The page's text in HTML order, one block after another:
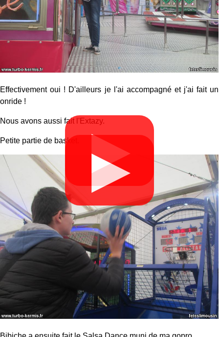
Effectivement oui ! D'ailleurs je l'ai accompagné et j'ai fait un
onride !
▶
Nous avons aussi fait l'Extazy.
▶
Petite partie de basket.